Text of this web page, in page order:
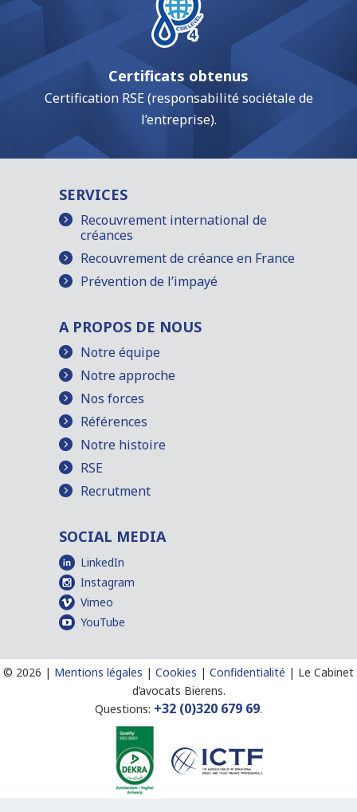
Certificats obtenus
Certification RSE (responsabilité sociétale de
l’entreprise).
SERVICES
Recouvrement international de
créances
Recouvrement de créance en France
Prévention de l’impayé
A PROPOS DE NOUS
Notre équipe
Notre approche
Nos forces
Références
Notre histoire
RSE
Recrutment
SOCIAL MEDIA
LinkedIn
Instagram
Vimeo
YouTube
© 2026 | Mentions légales | Cookies | Confidentialité | Le Cabinet
d’avocats Bierens.
Questions: +32 (0)320 679 69.